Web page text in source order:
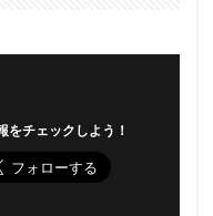
をチェックしよう！